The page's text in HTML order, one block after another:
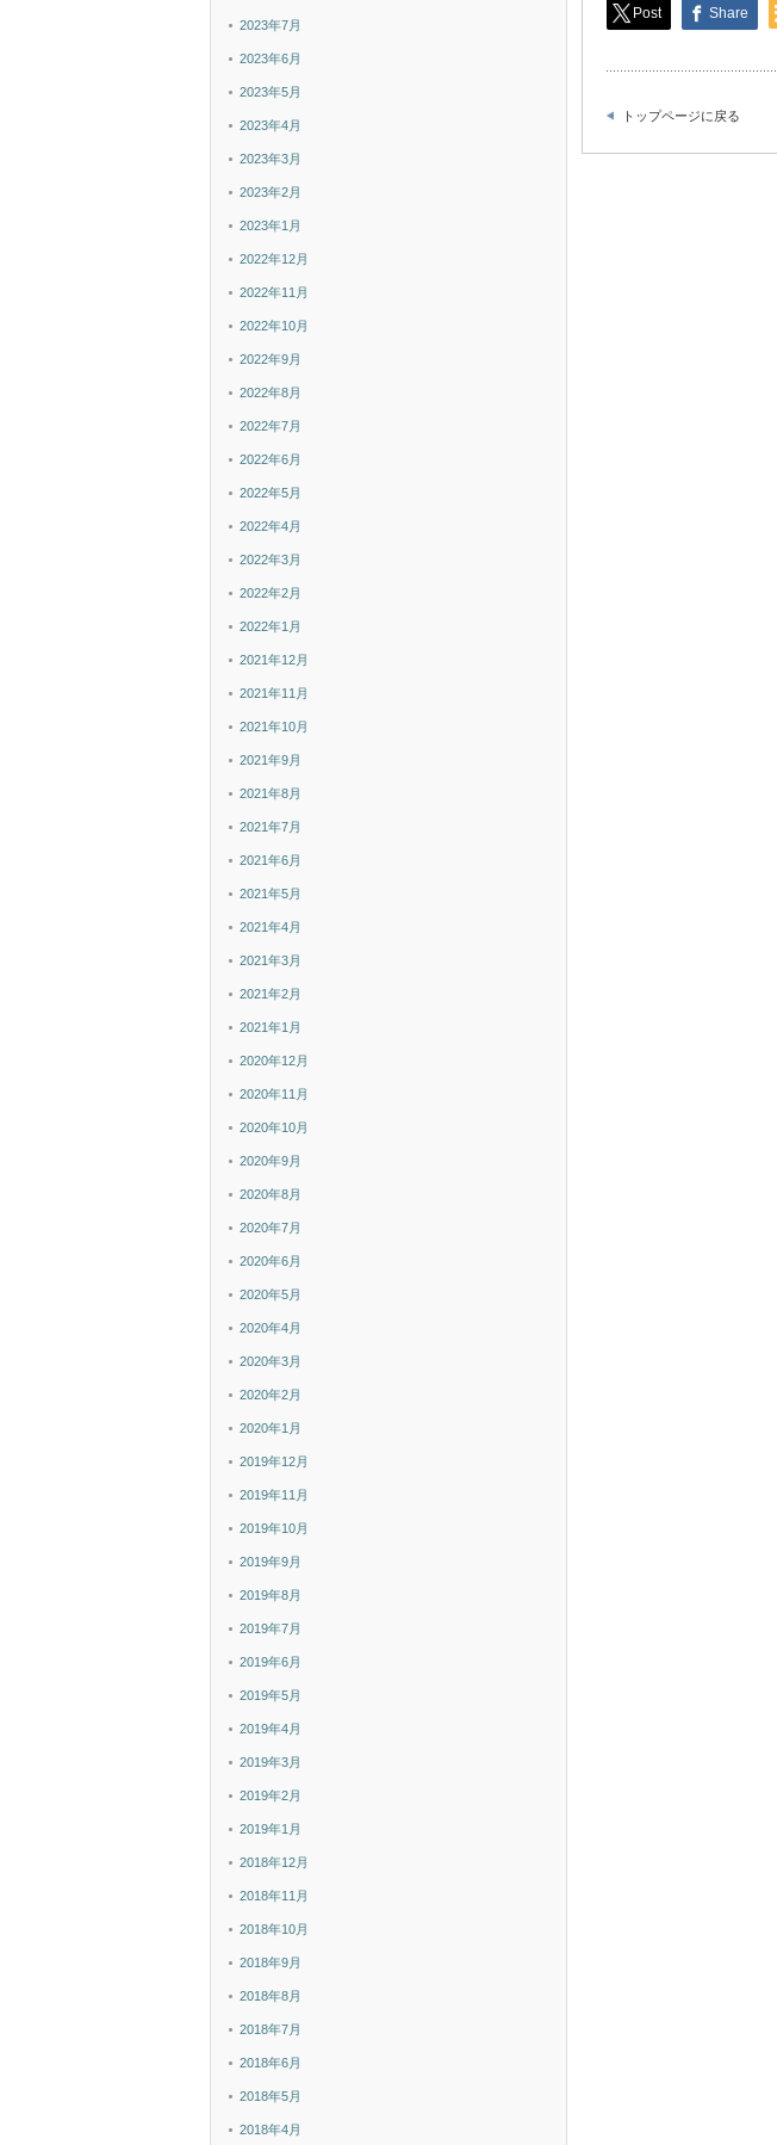
Post Share
トップページに戻る
2023年7月
2023年6月
2023年5月
2023年4月
2023年3月
2023年2月
2023年1月
2022年12月
2022年11月
2022年10月
2022年9月
2022年8月
2022年7月
2022年6月
2022年5月
2022年4月
2022年3月
2022年2月
2022年1月
2021年12月
2021年11月
2021年10月
2021年9月
2021年8月
2021年7月
2021年6月
2021年5月
2021年4月
2021年3月
2021年2月
2021年1月
2020年12月
2020年11月
2020年10月
2020年9月
2020年8月
2020年7月
2020年6月
2020年5月
2020年4月
2020年3月
2020年2月
2020年1月
2019年12月
2019年11月
2019年10月
2019年9月
2019年8月
2019年7月
2019年6月
2019年5月
2019年4月
2019年3月
2019年2月
2019年1月
2018年12月
2018年11月
2018年10月
2018年9月
2018年8月
2018年7月
2018年6月
2018年5月
2018年4月